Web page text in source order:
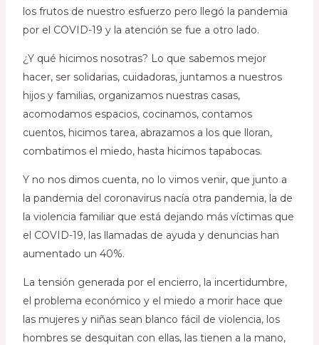
los frutos de nuestro esfuerzo pero llegó la pandemia
por el COVID-19 y la atención se fue a otro lado.
¿Y qué hicimos nosotras? Lo que sabemos mejor
hacer, ser solidarias, cuidadoras, juntamos a nuestros
hijos y familias, organizamos nuestras casas,
acomodamos espacios, cocinamos, contamos
cuentos, hicimos tarea, abrazamos a los que lloran,
combatimos el miedo, hasta hicimos tapabocas.
Y no nos dimos cuenta, no lo vimos venir, que junto a
la pandemia del coronavirus nacía otra pandemia, la de
la violencia familiar que está dejando más víctimas que
el COVID-19, las llamadas de ayuda y denuncias han
aumentado un 40%.
La tensión generada por el encierro, la incertidumbre,
el problema económico y el miedo a morir hace que
las mujeres y niñas sean blanco fácil de violencia, los
hombres se desquitan con ellas, las tienen a la mano,